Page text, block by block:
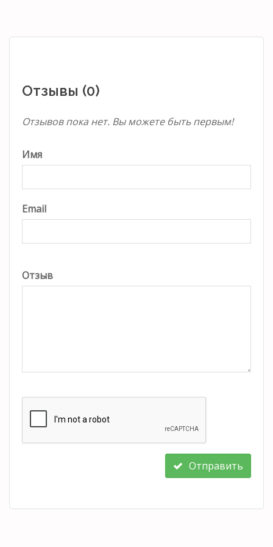
Отзывы (0)
Отзывов пока нет. Вы можете быть первым!
Имя
Email
Отзыв
Отправить